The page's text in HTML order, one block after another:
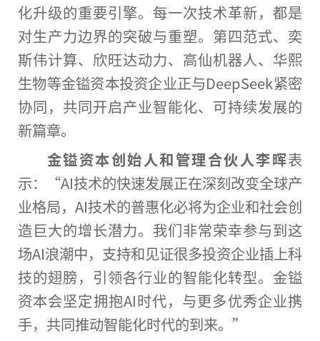
化升级的重要引擎。每一次技术革新，都是
对生产力边界的突破与重塑。第四范式、奕
斯伟计算、欣旺达动力、高仙机器人、华熙
生物等金镒资本投资企业正与DeepSeek紧密
协同，共同开启产业智能化、可持续发展的
新篇章。
金镒资本创始人和管理合伙人李晖表
示：“AI技术的快速发展正在深刻改变全球产
业格局，AI技术的普惠化必将为企业和社会创
造巨大的增长潜力。我们非常荣幸参与到这
场AI浪潮中，支持和见证很多投资企业插上科
技的翅膀，引领各行业的智能化转型。金镒
资本会坚定拥抱AI时代，与更多优秀企业携
手，共同推动智能化时代的到来。”